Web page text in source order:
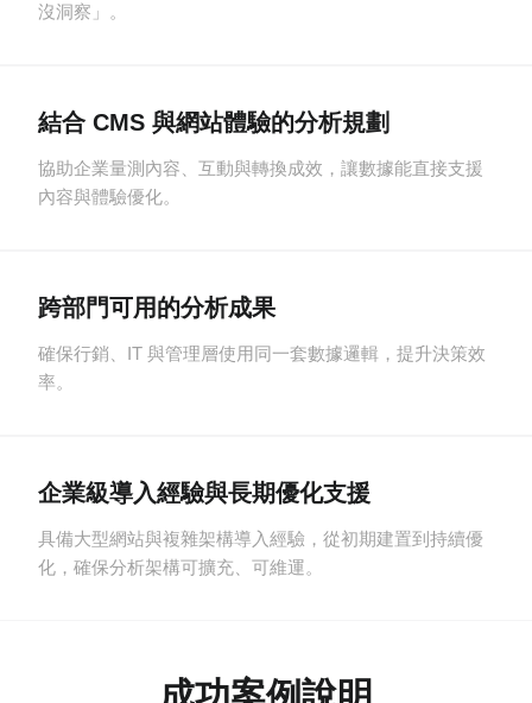
沒洞察」。
結合 CMS 與網站體驗的分析規劃
協助企業量測內容、互動與轉換成效，讓數據能直接支援
內容與體驗優化。
跨部門可用的分析成果
確保行銷、IT 與管理層使用同一套數據邏輯，提升決策效
率。
企業級導入經驗與長期優化支援
具備大型網站與複雜架構導入經驗，從初期建置到持續優
化，確保分析架構可擴充、可維運。
成功案例說明